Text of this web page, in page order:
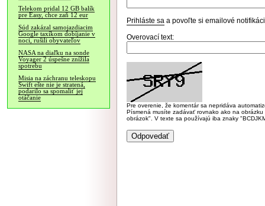
Telekom pridal 12 GB balík
pre Easy, chce zaň 12 eur
Súd zakázal samojazdiacim
Google taxíkom dobíjanie v
noci, rušili obyvateľov
NASA na diaľku na sonde
Voyager 2 úspešne znížila
spotrebu
Misia na záchranu teleskopu
Swift ešte nie je stratená,
podarilo sa spomaliť jej
otáčanie
Prihláste sa a povoľte si emailové
Overovací text:
Pre overenie, že komentár sa nepridáva
Písmená musíte zadávať rovnako ako na
obrázok". V texte sa používajú iba znaky